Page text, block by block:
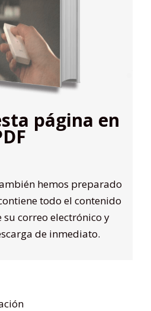
página en
hemos preparado
todo el contenido
correo electrónico y
de inmediato.